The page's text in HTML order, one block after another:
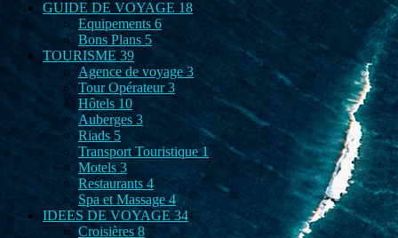
GUIDE DE VOYAGE 18
Equipements 6
Bons Plans 5
TOURISME 39
Agence de voyage 3
Tour Opérateur3
Hôtels 10
Auberges 3
Riads 5
Transport Touristique1
Motels 3
Restaurants 4
Spa et Massage 4
IDEES DE VOYAGE 34
Croisières 8